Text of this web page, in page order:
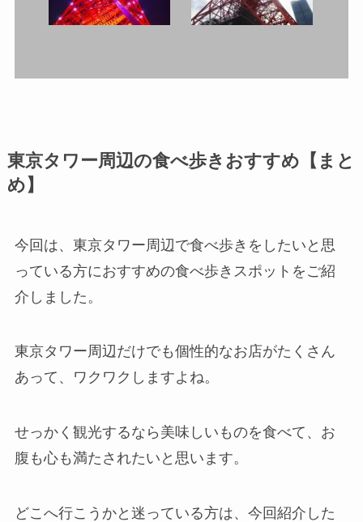
東京タワー周辺の食べ歩きおすすめ【まと
め】
今回は、東京タワー周辺で食べ歩きをしたいと思
っている方におすすめの食べ歩きスポットをご紹
介しました。
東京タワー周辺だけでも個性的なお店がたくさん
あって、ワクワクしますよね。
せっかく観光するなら美味しいものを食べて、お
腹も心も満たされたいと思います。
どこへ行こうかと迷っている方は、今回紹介した